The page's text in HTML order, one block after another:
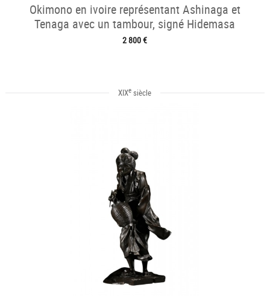
Okimono en ivoire représentant Ashinaga et
Tenaga avec un tambour, signé Hidemasa
2 800 €
XIXe siècle